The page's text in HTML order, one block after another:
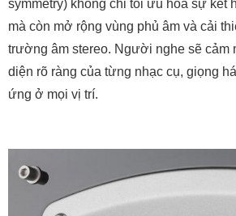
➣Xem thêm: Top 8 Loa Yamaha
phim mãn nhãn
3. Công suất loa Yamaha
cho nghe nhạc và xem phim tại gia.
mẽ này, loa có khả năng khuếch đại